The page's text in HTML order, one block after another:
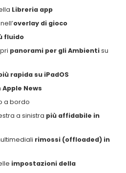
Libreria app
overlay di gioco
fluido
panorami per gli Ambientisu
rapida su iPadOS
Apple News
a bordo
a sinistra più affidabile in
rimossi (offloaded) in
impostazioni della